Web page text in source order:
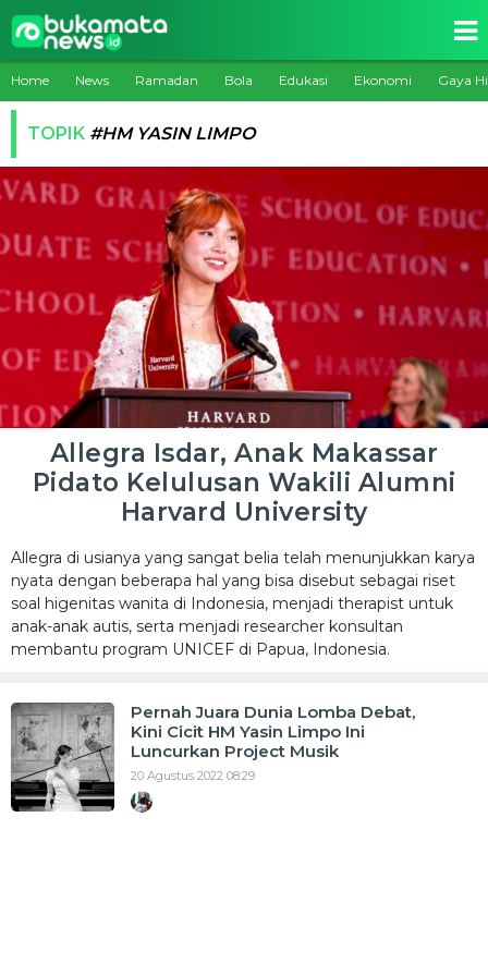
Home News Ramadan Bola Edukasi Ekonomi Gaya
TOPIK #HM YASIN LIMPO
Allegra Isdar, Anak Makassar
Pidato Kelulusan Wakili Alumni
Harvard University
Allegra di usianya yang sangat belia telah menunjukkan karya
nyata dengan beberapa hal yang bisa disebut sebagai riset
soal higenitas wanita di Indonesia, menjadi therapist untuk
anak-anak autis, serta menjadi researcher konsultan
membantu program UNICEF di Papua, Indonesia.
Pernah Juara Dunia Lomba Debat,
Kini Cicit HM Yasin Limpo Ini
Luncurkan Project Musik
20 Agustus 2022 08:29